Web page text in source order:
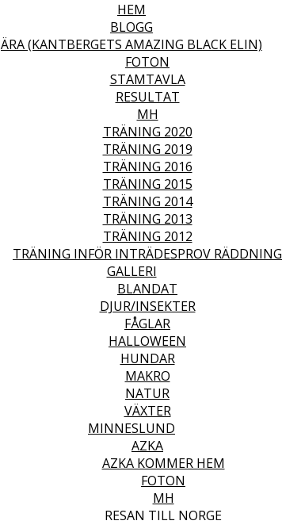
HEM
BLOGG
ÄRA (KANTBERGETS AMAZING BLACK ELIN)
FOTON
STAMTAVLA
RESULTAT
MH
TRÄNING 2020
TRÄNING 2019
TRÄNING 2016
TRÄNING 2015
TRÄNING 2014
TRÄNING 2013
TRÄNING 2012
TRÄNING INFÖR INTRÄDESPROV RÄDDNING
GALLERI
BLANDAT
DJUR/INSEKTER
FÅGLAR
HALLOWEEN
HUNDAR
MAKRO
NATUR
VÄXTER
MINNESLUND
AZKA
AZKA KOMMER HEM
FOTON
MH
RESAN TILL NORGE